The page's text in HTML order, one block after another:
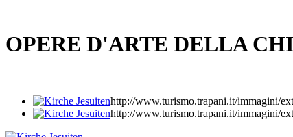
OPERE D'ARTE DELLA
http://www.turismo.trapani.it/immagini/
http://www.turismo.trapani.it/immagini/